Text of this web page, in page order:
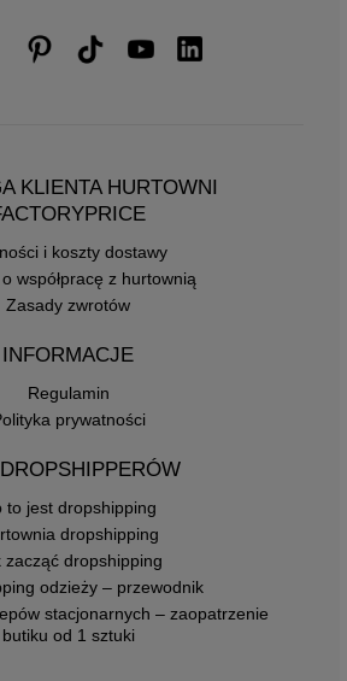
KLIENTA HURTOWNI
i koszty dostawy
współpracę z hurtownią
Zasady zwrotów
INFORMACJE
Regulamin
prywatności
to jest dropshipping
dropshipping
zacząć dropshipping
odzieży – przewodnik
stacjonarnych – zaopatrzenie
butiku od 1 sztuki